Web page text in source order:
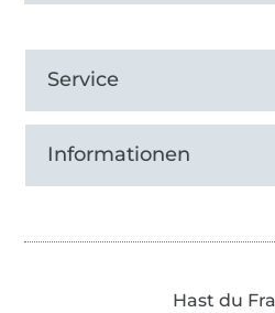
Service
Informationen
Hast du